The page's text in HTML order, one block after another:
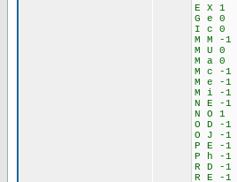
E X 1
G e 0
I c 0
M M -1
M U 0
M a 0
M c -1
M e -1
M i -1
N E -1
N O 1
O D -1
O J -1
P E -1
P h -1
R D -1
R E -1